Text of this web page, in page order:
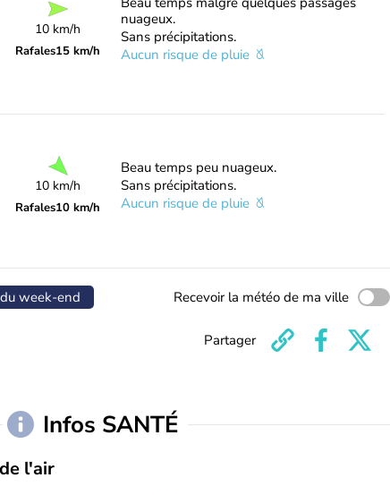
10 km/h
Rafales15 km/h
nuageux.
Sans précipitations.
Aucun risque de pluie
10 km/h
Rafales10 km/h
Beau temps peu nuageux.
Sans précipitations.
Aucun risque de pluie
week-end Recevoir la météo de ma ville
Partager
Infos SANTÉ
l'air